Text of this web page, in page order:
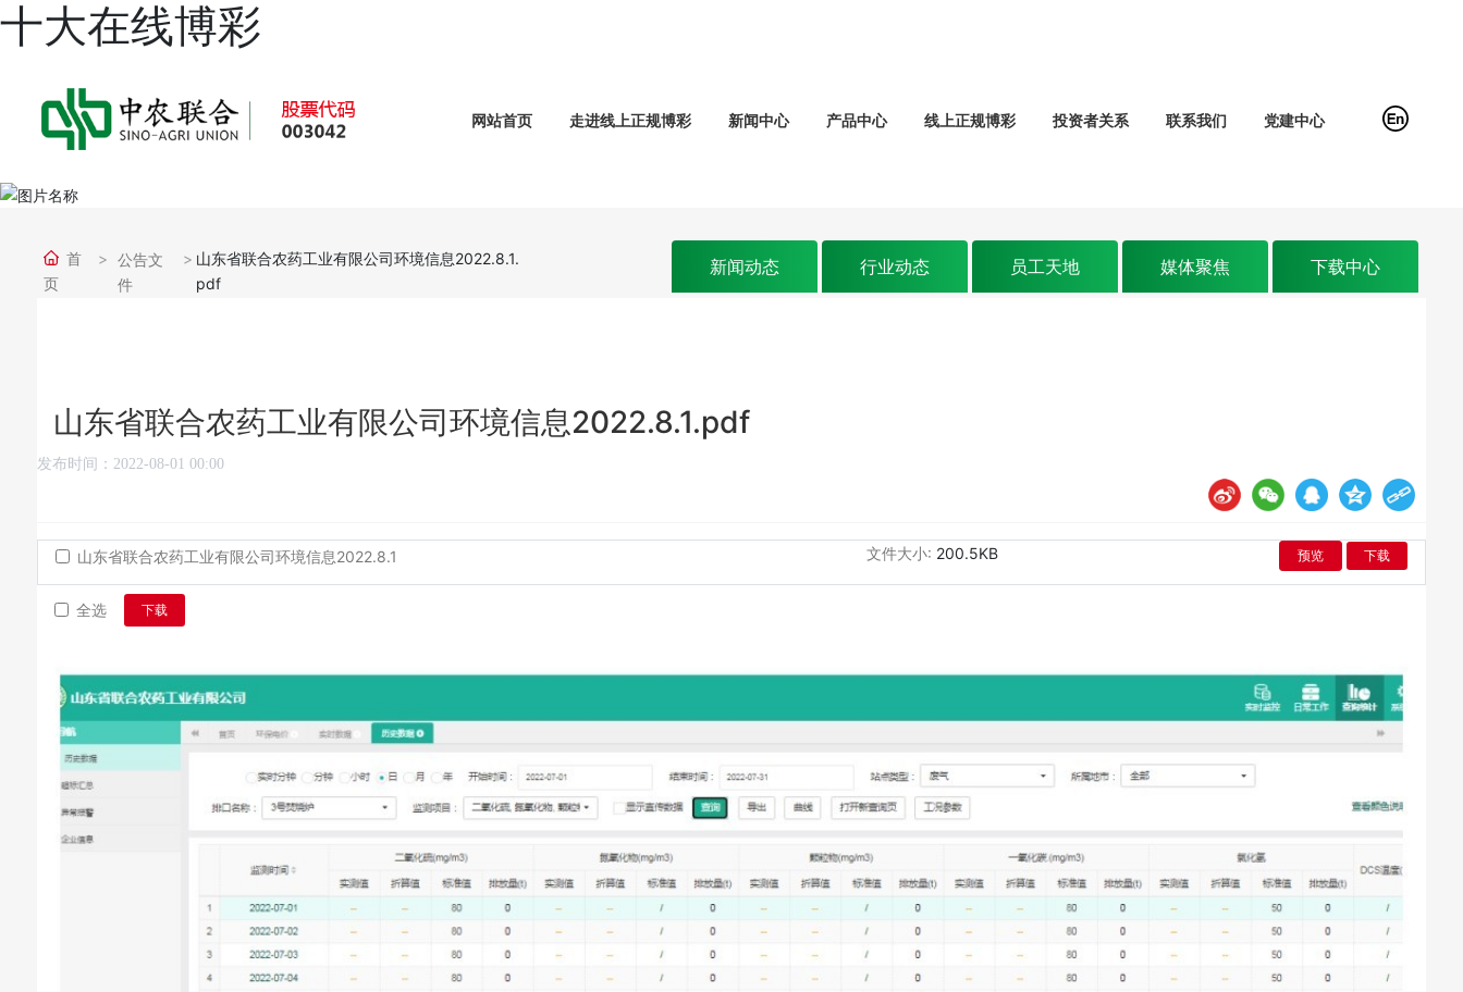
十大在线博彩
网站首页 走进线上正规博彩 新闻中心 产品中心 线上正规博彩 投资者关系 联系我们 党建中心
首
页
公告文
件
山东省联合农药工业有限公司环境信息2022.8.1.
pdf
新闻动态 行业动态 员工天地 媒体聚焦 下载中心
山东省联合农药工业有限公司环境信息2022.8.1.pdf
发布时间： 2022-08-01 00:00
山东省联合农药工业有限公司环境信息2022.8.1 文件大小: 200.5KB 预览 下载
全选 下载